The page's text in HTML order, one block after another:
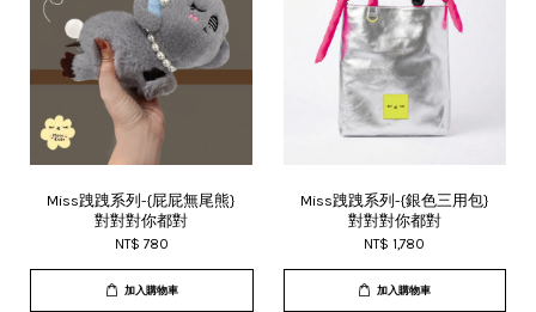
Miss跩跩系列-{屁屁無尾熊}
對對對你都對
NT$ 780
加入購物車
Miss跩跩系列-{銀色三用包}
對對對你都對
NT$ 1,780
加入購物車